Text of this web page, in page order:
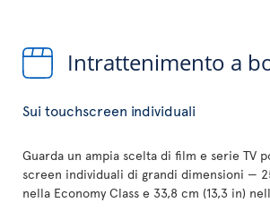
Intrattenimento a
Sui touchscreen individuali
Guarda un ampia scelta di film e serie TV
screen individuali di grandi dimensioni —
nella Economy Class e 33,8 cm (13,3 in)